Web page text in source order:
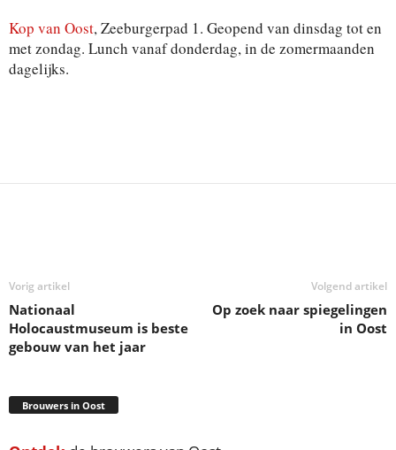
Kop van Oost, Zeeburgerpad 1. Geopend van dinsdag tot en
met zondag. Lunch vanaf donderdag, in de zomermaanden
dagelijks.
Vorig artikel
Nationaal
Holocaustmuseum is beste
gebouw van het jaar
Volgend artikel
Op zoek naar spiegelingen
in Oost
Brouwers in Oost